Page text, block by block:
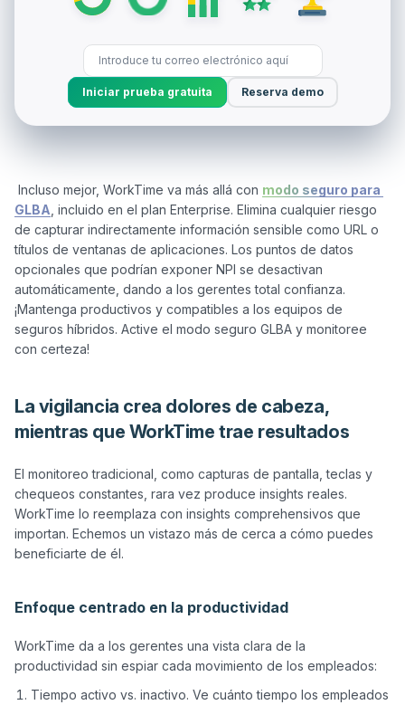
Iniciar prueba gratuita Reserva demo
Incluso mejor, WorkTime va más allá con modo seguro para
GLBA , incluido en el plan Enterprise. Elimina cualquier riesgo
de capturar indirectamente información sensible como URL o
títulos de ventanas de aplicaciones. Los puntos de datos
opcionales que podrían exponer NPI se desactivan
automáticamente, dando a los gerentes total confianza.
¡Mantenga productivos y compatibles a los equipos de
seguros híbridos. Active el modo seguro GLBA y monitoree
La vigilancia crea dolores de cabeza,
mientras que WorkTime trae resultados
El monitoreo tradicional, como capturas de pantalla, teclas y
chequeos constantes, rara vez produce insights reales.
WorkTime lo reemplaza con insights comprehensivos que
importan. Echemos un vistazo más de cerca a cómo puedes
beneficiarte de él.
Enfoque centrado en la productividad
WorkTime da a los gerentes una vista clara de la
Tiempo activo vs. inactivo. Ve cuánto tiempo los empleados